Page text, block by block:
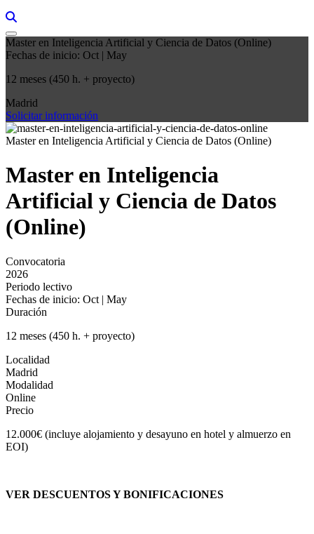
Master en Inteligencia Artificial y Ciencia de Datos (Online)
Fechas de inicio: Oct | May
12 meses (450 h. + proyecto)
Madrid
Solicitar información
Master en Inteligencia Artificial y Ciencia de Datos (Online)
Master en Inteligencia
Artificial y Ciencia de Datos
(Online)
Convocatoria
2026
Periodo lectivo
Fechas de inicio: Oct | May
Duración
12 meses (450 h. + proyecto)
Localidad
Madrid
Modalidad
Online
Precio
12.000€ (incluye alojamiento y desayuno en hotel y almuerzo en
EOI)
VER DESCUENTOS Y BONIFICACIONES